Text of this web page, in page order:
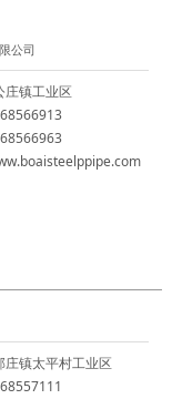
公司
镇工业区
镇太平村工业区